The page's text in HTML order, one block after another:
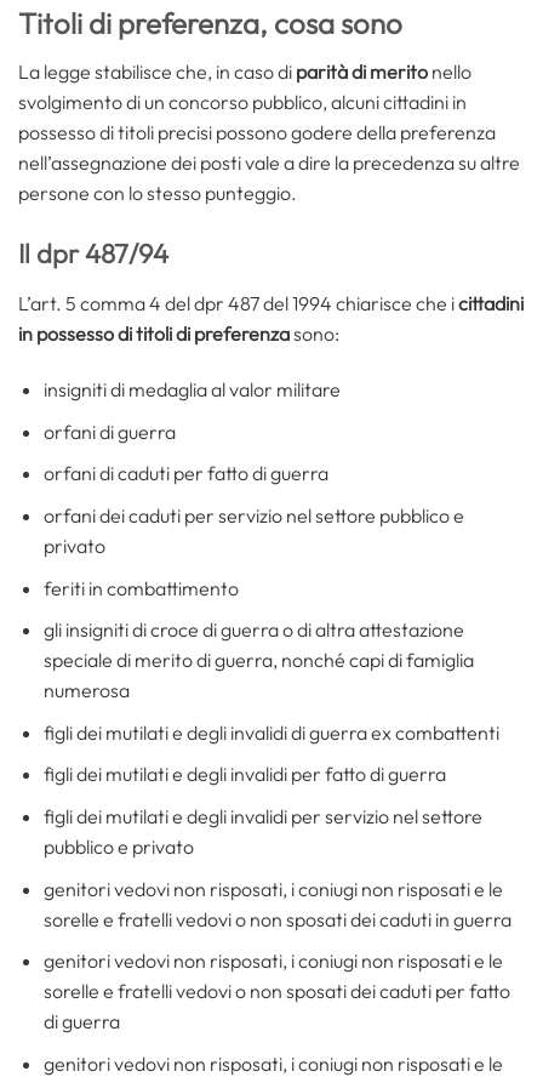
Titoli di preferenza, cosa sono
La legge stabilisce che, in caso di parità di merito nello
svolgimento di un concorso pubblico, alcuni cittadini in
possesso di titoli precisi possono godere della preferenza
nell’assegnazione dei posti vale a dire la precedenza su altre
persone con lo stesso punteggio.
Il dpr 487/94
L’art. 5 comma 4 del dpr 487 del 1994 chiarisce che icittadini
in possesso di titoli di preferenzasono:
insigniti di medaglia al valor militare
orfani di guerra
orfani di caduti per fatto di guerra
orfani dei caduti per servizio nel settore pubblico e
privato
feriti in combattimento
gli insigniti di croce di guerra o di altra attestazione
speciale di merito di guerra, nonché capi di famiglia
numerosa
figli dei mutilati e degli invalidi di guerra ex combattenti
figli dei mutilati e degli invalidi per fatto di guerra
figli dei mutilati e degli invalidi per servizio nel settore
pubblico e privato
genitori vedovi non risposati, i coniugi non risposati e le
sorelle e fratelli vedovi o non sposati dei caduti in guerra
genitori vedovi non risposati, i coniugi non risposati e le
sorelle e fratelli vedovi o non sposati dei caduti per fatto
di guerra
genitori vedovi non risposati, i coniugi non risposati e le